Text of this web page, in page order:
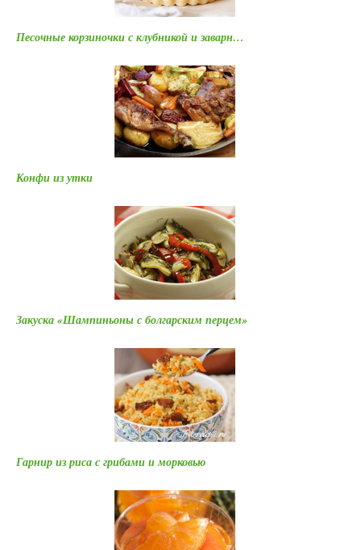
Песочные корзиночки с клубникой и заварн…
Конфи из утки
Закуска «Шампиньоны с болгарским перцем»
Гарнир из риса с грибами и морковью